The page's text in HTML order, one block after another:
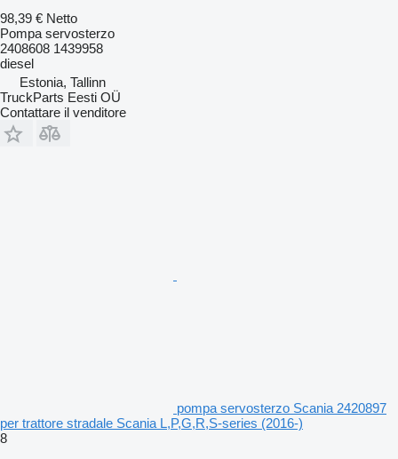
98,39 € Netto
Pompa servosterzo
2408608 1439958
diesel
Estonia, Tallinn
TruckParts Eesti OÜ
Contattare il venditore
pompa servosterzo Scania 2420897
per trattore stradale Scania L,P,G,R,S-series (2016-)
8